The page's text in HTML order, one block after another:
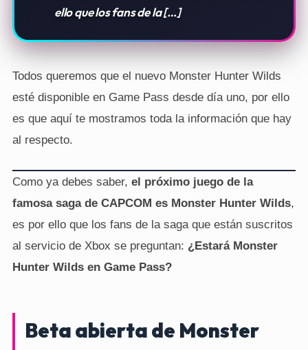
ello que los fans de la […]
Todos queremos que el nuevo Monster Hunter Wilds
esté disponible en Game Pass desde día uno, por ello
es que aquí te mostramos toda la información que hay
al respecto.
Como ya debes saber, el próximo juego de la
famosa saga de CAPCOM es Monster Hunter Wilds,
es por ello que los fans de la saga que están suscritos
al servicio de Xbox se preguntan: ¿Estará Monster
Hunter Wilds en Game Pass?
Beta abierta de Monster